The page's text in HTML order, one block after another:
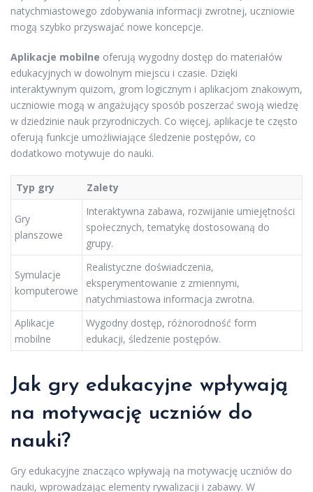
natychmiastowego zdobywania informacji zwrotnej, uczniowie
mogą szybko przyswajać nowe koncepcje.
Aplikacje mobilne oferują wygodny dostęp do materiałów
edukacyjnych w dowolnym miejscu i czasie. Dzięki
interaktywnym quizom, grom logicznym i aplikacjom znakowym,
uczniowie mogą w angażujący sposób poszerzać swoją wiedzę
w dziedzinie nauk przyrodniczych. Co więcej, aplikacje te często
oferują funkcje umożliwiające śledzenie postępów, co
dodatkowo motywuje do nauki.
Typ gry Zalety
Gry
planszowe
Interaktywna zabawa, rozwijanie umiejętności
społecznych, tematykę dostosowaną do
grupy.
Symulacje
komputerowe
Realistyczne doświadczenia,
eksperymentowanie z zmiennymi,
natychmiastowa informacja zwrotna.
Aplikacje
mobilne
Wygodny dostęp, różnorodność form
edukacji, śledzenie postępów.
Jak gry edukacyjne wpływają
na motywację uczniów do
nauki?
Gry edukacyjne znacząco wpływają na motywację uczniów do
nauki, wprowadzając elementy rywalizacji i zabawy. W